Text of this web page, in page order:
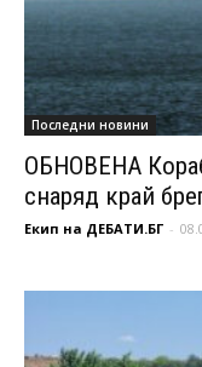
Последни новини
ОБНОВЕНА
снаряд край
Екип на ДЕБАТИ.БГ -